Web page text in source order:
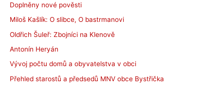
Doplněny nové pověsti
Miloš Kašlík: O slibce, O bastrmanovi
Oldřich Šuleř: Zbojníci na Klenově
Antonín Heryán
Vývoj počtu domů a obyvatelstva v obci
Přehled starostů a předsedů MNV obce Bystřička